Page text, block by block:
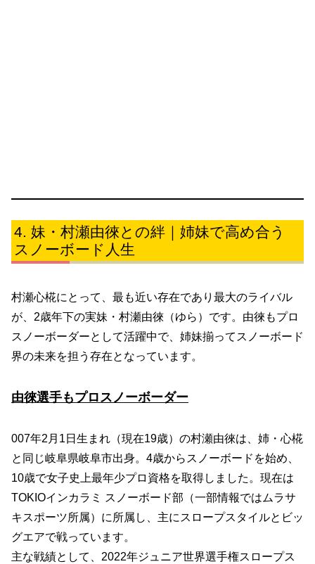
妹・村瀬由徠との絆｜姉妹で高め合う
スノーボード人生
村瀬心椛にとって、最も近い存在であり最大のライバル
が、2歳年下の実妹・村瀬由徠（ゆら）です。由徠もプロ
スノーボーダーとして活躍中で、姉妹揃ってスノーボード
界の未来を担う存在となっています。
由徠選手もプロスノーボーダー
007年2月1日生まれ（現在19歳）の村瀬由徠は、姉・心椛
と同じ岐阜県岐阜市出身。4歳からスノーボードを始め、
10歳で女子史上最年少プロ資格を取得しました。現在は
TOKIOインカラミ スノーボード部（一部情報ではムラサ
キスポーツ所属）に所属し、主にスロープスタイルとビッ
グエアで戦っています。
主な戦績として、2022年ジュニア世界選手権スロープス